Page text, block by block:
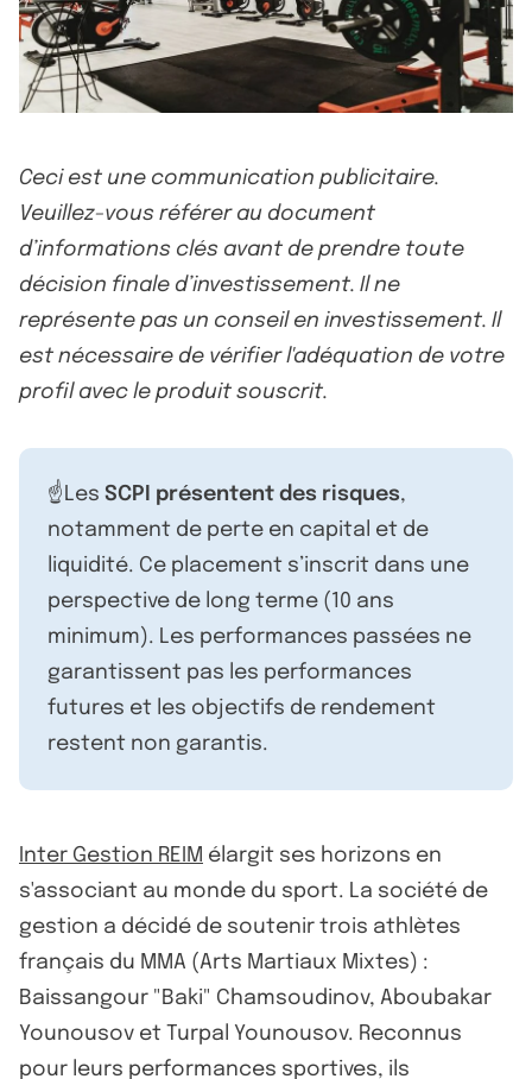
Ceci est une communication publicitaire.
Veuillez-vous référer au document
d’informations clés avant de prendre toute
décision finale d’investissement. Il ne
représente pas un conseil en investissement. Il
est nécessaire de vérifier l'adéquation de votre
profil avec le produit souscrit.
☝️Les SCPI présentent des risques,
notamment de perte en capital et de
liquidité. Ce placement s’inscrit dans une
perspective de long terme (10 ans
minimum). Les performances passées ne
garantissent pas les performances
futures et les objectifs de rendement
restent non garantis.
Inter Gestion REIM élargit ses horizons en
s'associant au monde du sport. La société de
gestion a décidé de soutenir trois athlètes
français du MMA (Arts Martiaux Mixtes) :
Baissangour "Baki" Chamsoudinov, Aboubakar
Younousov et Turpal Younousov. Reconnus
pour leurs performances sportives, ils